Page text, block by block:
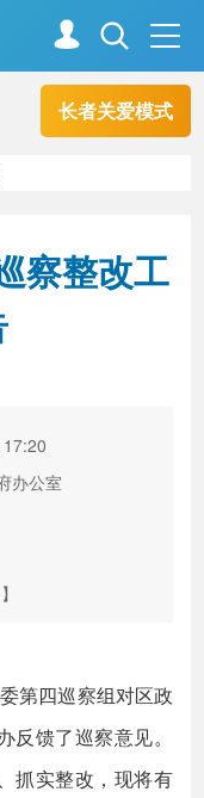
长者关爱模式
走进资阳
察整改工
办公室
】
第四巡察组对区政
馈了巡察意见。
抓实整改，现将有